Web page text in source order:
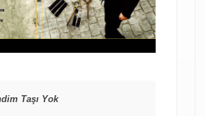
Taşı Yok